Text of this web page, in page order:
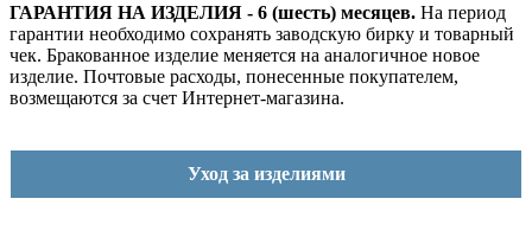
ГАРАНТИЯ НА ИЗДЕЛИЯ - 6 (шесть) месяцев. На период
гарантии необходимо сохранять заводскую бирку и товарный
чек. Бракованное изделие меняется на аналогичное новое
изделие. Почтовые расходы, понесенные покупателем,
возмещаются за счет Интернет-магазина.
Уход за изделиями